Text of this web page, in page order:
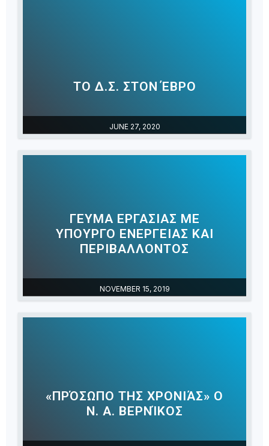
JUNE 27, 2020
ΤΟ Δ.Σ. ΣΤΟΝ ΈΒΡΟ
NOVEMBER 15, 2019
ΓΕΥΜΑ ΕΡΓΑΣΙΑΣ ΜΕ
ΥΠΟΥΡΓΟ ΕΝΕΡΓΕΙΑΣ ΚΑΙ
ΠΕΡΙΒΑΛΛΟΝΤΟΣ
«ΠΡΌΣΩΠΟ ΤΗΣ ΧΡΟΝΙΆΣ» Ο
Ν. Α. ΒΕΡΝΊΚΟΣ